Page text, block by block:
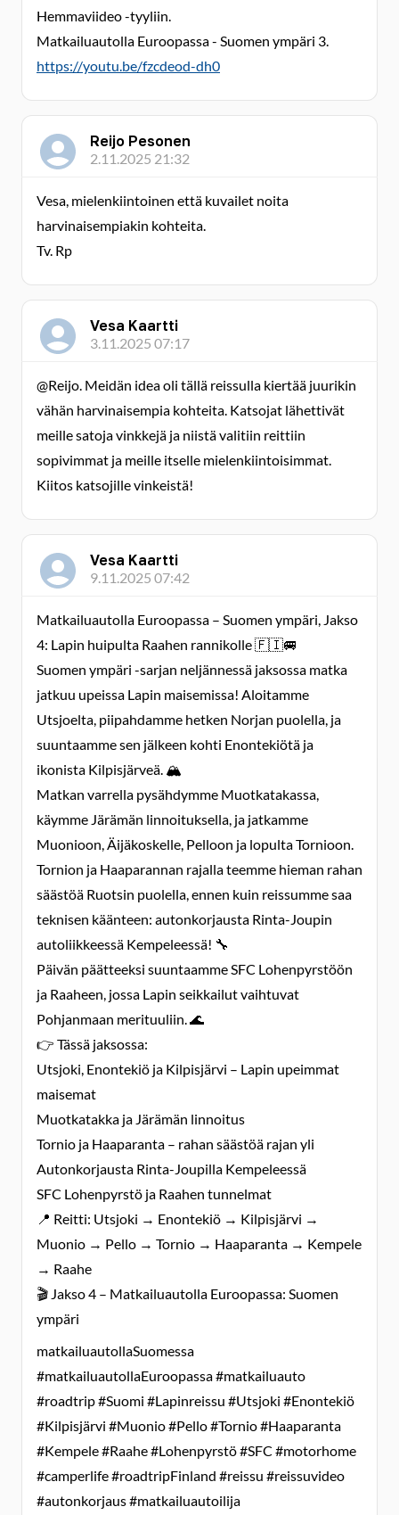
Hemmaviideo -tyyliin.
Matkailuautolla Euroopassa - Suomen ympäri 3.
https://youtu.be/fzcdeod-dh0
Reijo Pesonen
2.11.2025 21:32
Vesa, mielenkiintoinen että kuvailet noita
harvinaisempiakin kohteita.
Tv. Rp
Vesa Kaartti
3.11.2025 07:17
@Reijo. Meidän idea oli tällä reissulla kiertää juurikin
vähän harvinaisempia kohteita. Katsojat lähettivät
meille satoja vinkkejä ja niistä valitiin reittiin
sopivimmat ja meille itselle mielenkiintoisimmat.
Kiitos katsojille vinkeistä!
Vesa Kaartti
9.11.2025 07:42
Matkailuautolla Euroopassa – Suomen ympäri, Jakso
4: Lapin huipulta Raahen rannikolle 🇫🇮🚐
Suomen ympäri -sarjan neljännessä jaksossa matka
jatkuu upeissa Lapin maisemissa! Aloitamme
Utsjoelta, piipahdamme hetken Norjan puolella, ja
suuntaamme sen jälkeen kohti Enontekiötä ja
ikonista Kilpisjärveä. 🏔️
Matkan varrella pysähdymme Muotkatakassa,
käymme Järämän linnoituksella, ja jatkamme
Muonioon, Äijäkoskelle, Pelloon ja lopulta Tornioon.
Tornion ja Haaparannan rajalla teemme hieman rahan
säästöä Ruotsin puolella, ennen kuin reissumme saa
teknisen käänteen: autonkorjausta Rinta-Joupin
autoliikkeessä Kempeleessä! 🔧
Päivän päätteeksi suuntaamme SFC Lohenpyrstöön
ja Raaheen, jossa Lapin seikkailut vaihtuvat
Pohjanmaan merituuliin. 🌊
👉 Tässä jaksossa:
Utsjoki, Enontekiö ja Kilpisjärvi – Lapin upeimmat
maisemat
Muotkatakka ja Järämän linnoitus
Tornio ja Haaparanta – rahan säästöä rajan yli
Autonkorjausta Rinta-Joupilla Kempeleessä
SFC Lohenpyrstö ja Raahen tunnelmat
📍 Reitti: Utsjoki → Enontekiö → Kilpisjärvi →
Muonio → Pello → Tornio → Haaparanta → Kempele
→ Raahe
🎬 Jakso 4 – Matkailuautolla Euroopassa: Suomen
ympäri
matkailuautollaSuomessa
#matkailuautollaEuroopassa #matkailuauto
#roadtrip #Suomi #Lapinreissu #Utsjoki #Enontekiö
#Kilpisjärvi #Muonio #Pello #Tornio #Haaparanta
#Kempele #Raahe #Lohenpyrstö #SFC #motorhome
#camperlife #roadtripFinland #reissu #reissuvideo
#autonkorjaus #matkailuautoilija